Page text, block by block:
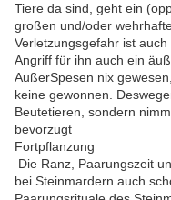
Tiere da sind, geht ein
großen und/oder
Verletzungsgefahr ist
Angriff für ihn auch ein
AußerSpesen nix
keine gewonnen.
Beutetieren, sondern
bevorzugt
Fortpflanzung
Die Ranz, Paarungszeit
bei Steinmardern auch